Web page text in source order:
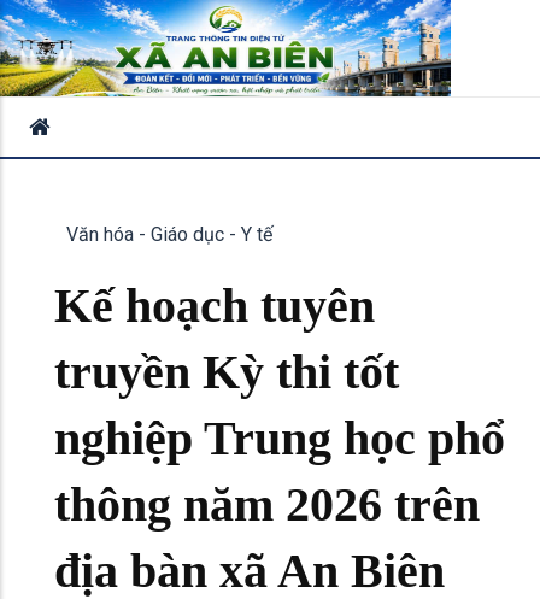
Văn hóa - Giáo dục - Y tế
Kế hoạch tuyên
truyền Kỳ thi tốt
nghiệp Trung học phổ
thông năm 2026 trên
địa bàn xã An Biên